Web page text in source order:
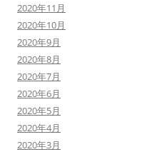
2020年11月
2020年10月
2020年9月
2020年8月
2020年7月
2020年6月
2020年5月
2020年4月
2020年3月